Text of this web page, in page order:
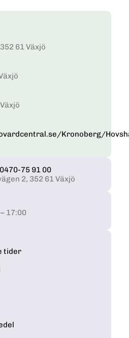
61 Växjö
Kronoberg/
0470-75 91 00
2, 352 61 Växjö
17:00
tider